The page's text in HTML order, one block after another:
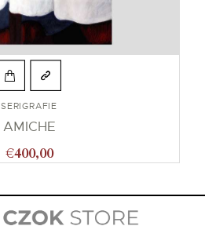
SERIGRAFIE
AMICHE
€400,00